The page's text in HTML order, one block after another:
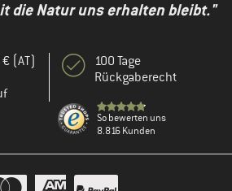
die Natur uns erhalten bleibt."
(AT)
100 Tage
Rückgaberecht
So bewerten uns
8.816 Kunden